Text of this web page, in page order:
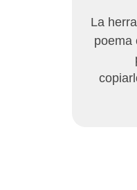
La
poema